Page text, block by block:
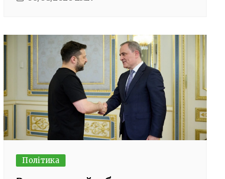
Політика